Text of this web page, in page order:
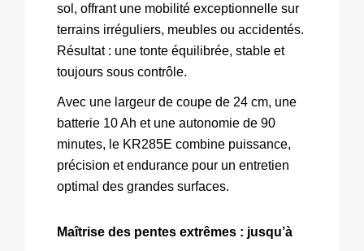
sol, offrant une mobilité exceptionnelle sur
terrains irréguliers, meubles ou accidentés.
Résultat : une tonte équilibrée, stable et
toujours sous contrôle.
Avec une largeur de coupe de 24 cm, une
batterie 10 Ah et une autonomie de 90
minutes, le KR285E combine puissance,
précision et endurance pour un entretien
optimal des grandes surfaces.
Maîtrise des pentes extrêmes : jusqu’à